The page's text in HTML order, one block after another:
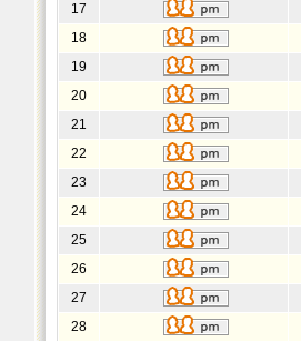
17
18
19
20
21
22
23
24
25
26
27
28